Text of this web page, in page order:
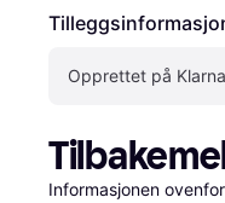
Opprettet på Klarna
Informasjonen